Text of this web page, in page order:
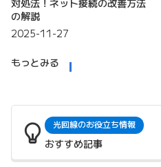
の解説
2025-11-27
もっとみる
光回線のお役立ち情報
おすすめ記事